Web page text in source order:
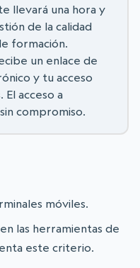
llevará una hora y
de la calidad
formación.
un enlace de
y tu acceso
acceso a
compromiso.
móviles.
las herramientas de
este criterio.